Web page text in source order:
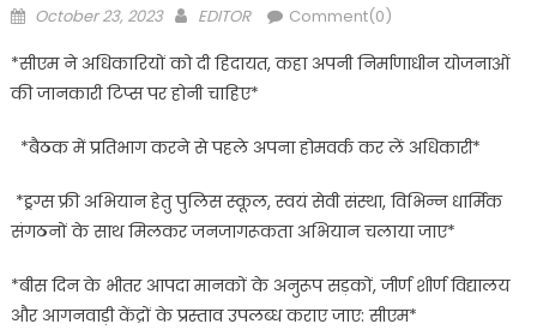
Posted
October 23, 2023 Author
EDITOR Comment(0)
*सीएम ने अधिकारियों को दी हिदायत, कहा अपनी निर्माणाधीन योजनाओं
की जानकारी टिप्स पर होनी चाहिए*
*बैठक में प्रतिभाग करने से पहले अपना होमवर्क कर लें अधिकारी*
*ड्रग्स फ्री अभियान हेतु पुलिस स्कूल, स्वयं सेवी संस्था, विभिन्न धार्मिक
संगठनों के साथ मिलकर जनजागरूकता अभियान चलाया जाए*
*बीस दिन के भीतर आपदा मानकों के अनुरूप सड़कों, जीर्ण शीर्ण विद्यालय
और आगनवाड़ी केंद्रों के प्रस्ताव उपलब्ध कराए जाए: सीएम*